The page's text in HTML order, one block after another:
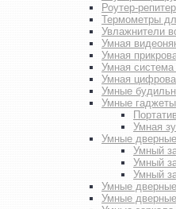
Роутер-репитер
Термометры
Увлажнители
Умная
Умная
Умная система
Умная
Умные
Умные гаджеты
Умная
Умные
Умный
Умный
Умный
Умные
Умные